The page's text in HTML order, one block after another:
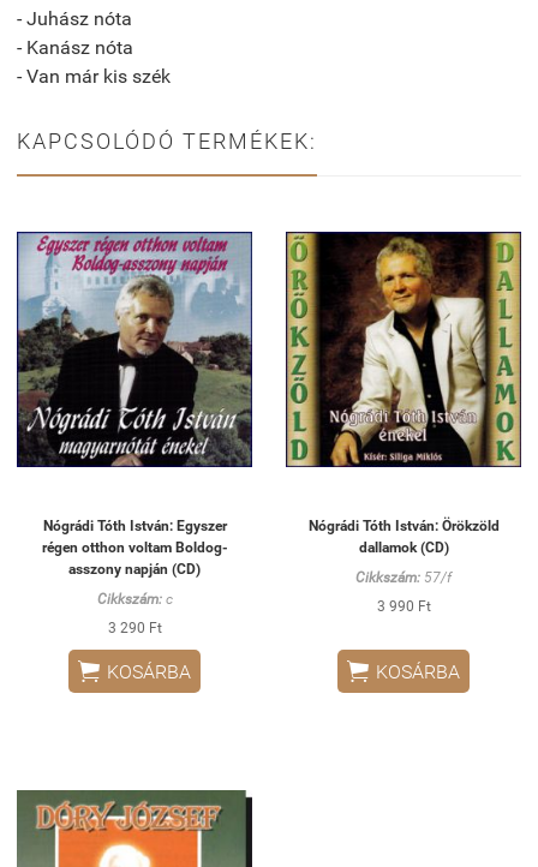
- Juhász nóta
- Kanász nóta
- Van már kis szék
KAPCSOLÓDÓ TERMÉKEK:
Nógrádi Tóth István: Egyszer
régen otthon voltam Boldog-
asszony napján (CD)
Cikkszám:c
3 290 Ft
 KOSÁRBA
Nógrádi Tóth István: Örökzöld
dallamok (CD)
Cikkszám: 57/f
3 990 Ft
 KOSÁRBA